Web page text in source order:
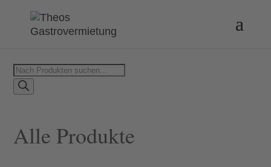
Products
search
Alle Produkte